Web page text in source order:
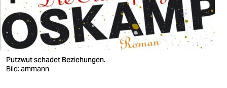
wahrheit
verlag
verlag
Putzwut schadet Beziehungen.
Bild: ammann